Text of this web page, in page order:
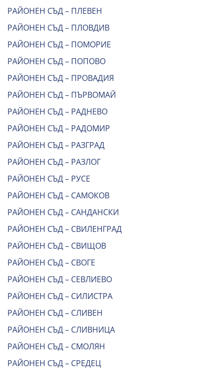
РАЙОНЕН СЪД – ПЛЕВЕН
РАЙОНЕН СЪД – ПЛОВДИВ
РАЙОНЕН СЪД – ПОМОРИЕ
РАЙОНЕН СЪД – ПОПОВО
РАЙОНЕН СЪД – ПРОВАДИЯ
РАЙОНЕН СЪД – ПЪРВОМАЙ
РАЙОНЕН СЪД – РАДНЕВО
РАЙОНЕН СЪД – РАДОМИР
РАЙОНЕН СЪД – РАЗГРАД
РАЙОНЕН СЪД – РАЗЛОГ
РАЙОНЕН СЪД – РУСЕ
РАЙОНЕН СЪД – САМОКОВ
РАЙОНЕН СЪД – САНДАНСКИ
РАЙОНЕН СЪД – СВИЛЕНГРАД
РАЙОНЕН СЪД – СВИЩОВ
РАЙОНЕН СЪД – СВОГЕ
РАЙОНЕН СЪД – СЕВЛИЕВО
РАЙОНЕН СЪД – СИЛИСТРА
РАЙОНЕН СЪД – СЛИВЕН
РАЙОНЕН СЪД – СЛИВНИЦА
РАЙОНЕН СЪД – СМОЛЯН
РАЙОНЕН СЪД – СРЕДЕЦ